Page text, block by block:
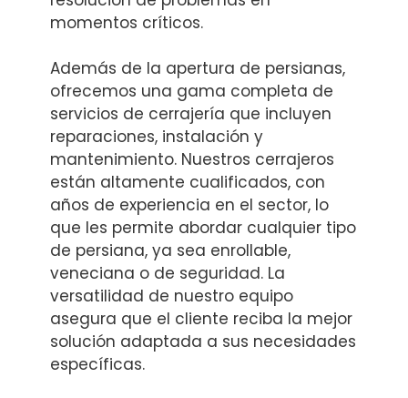
momentos críticos.
Además de la apertura de persianas,
ofrecemos una gama completa de
servicios de cerrajería que incluyen
reparaciones, instalación y
mantenimiento. Nuestros cerrajeros
están altamente cualificados, con
años de experiencia en el sector, lo
que les permite abordar cualquier tipo
de persiana, ya sea enrollable,
veneciana o de seguridad. La
versatilidad de nuestro equipo
asegura que el cliente reciba la mejor
solución adaptada a sus necesidades
específicas.